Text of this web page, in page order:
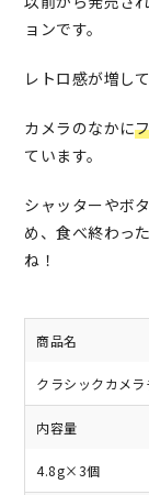
ョンです。
レトロ感が増し
カメラのなかに
ています。
シャッターやボ
め、食べ終わっ
ね！
商品名
クラシックカメラ
内容量
4.8g×3個